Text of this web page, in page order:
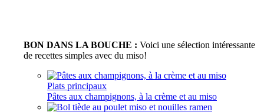
BON DANS LA BOUCHE : Voici une sélection intéressante
de recettes simples avec du miso!
Plats principaux
Pâtes aux champignons, à la crème et au miso